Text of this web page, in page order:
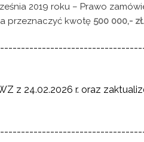
2019 roku – Prawo
przeznaczyć kwotę 500 000,- zł.
z 24.02.2026 r. oraz